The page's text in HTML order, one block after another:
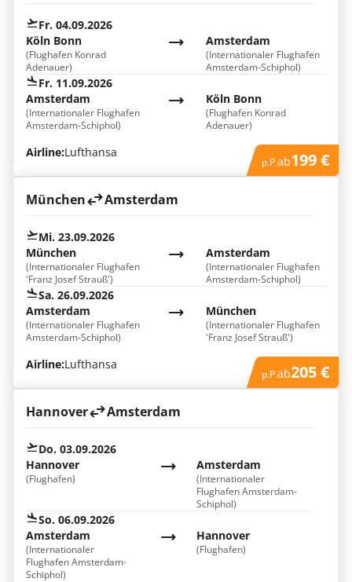
Fr. 04.09.2026
Köln Bonn
(Flughafen Konrad
Adenauer)
Amsterdam
(Internationaler Flughafen
Amsterdam-Schiphol)
Fr. 11.09.2026
Köln Bonn
(Flughafen Konrad
Adenauer)
Amsterdam
(Internationaler Flughafen
Amsterdam-Schiphol)
Airline:Lufthansa
p.P.ab199 €
München Amsterdam
Mi. 23.09.2026
München
(Internationaler Flughafen
'Franz Josef Strauß')
Amsterdam
(Internationaler Flughafen
Amsterdam-Schiphol)
Sa. 26.09.2026
München
(Internationaler Flughafen
'Franz Josef Strauß')
Amsterdam
(Internationaler Flughafen
Amsterdam-Schiphol)
Airline:Lufthansa
p.P.ab205 €
Hannover Amsterdam
Do. 03.09.2026
Hannover
(Flughafen)
Amsterdam
(Internationaler
Flughafen Amsterdam-
Schiphol)
So. 06.09.2026
Hannover
(Flughafen)
Amsterdam
(Internationaler
Flughafen Amsterdam-
Schiphol)